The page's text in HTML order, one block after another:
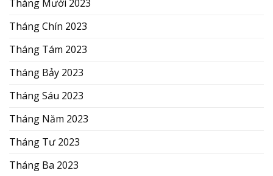
Tháng Mười 2023
Tháng Chín 2023
Tháng Tám 2023
Tháng Bảy 2023
Tháng Sáu 2023
Tháng Năm 2023
Tháng Tư 2023
Tháng Ba 2023